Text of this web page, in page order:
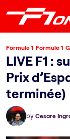
Formule 1 Formule 1
LIVE F1 :
Prix
terminée)
by Cesare